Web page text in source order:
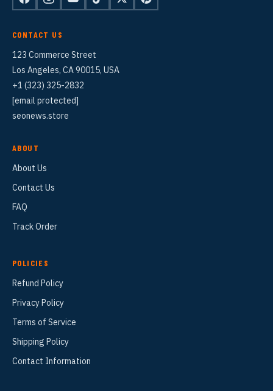
CONTACT US
123 Commerce Street
Los Angeles, CA 90015, USA
+1 (323) 325-2832
[email protected]
seonews.store
ABOUT
About Us
Contact Us
FAQ
Track Order
POLICIES
Refund Policy
Privacy Policy
Terms of Service
Shipping Policy
Contact Information